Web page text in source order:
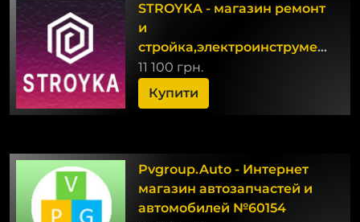
STROYKA - магазин ремонт
и
стройка,электроинструмент,всё
для авто и др.
11 100 грн.
Купити
Pvgroup.Auto - Интернет
магазин автозапчастей и
автомобилей №60154